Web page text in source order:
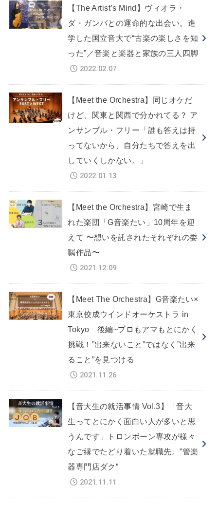
【The Artist’s Mind】ヴィオラ・
ダ・ガンバとの運命的な出会い。進
学した国立音大で“古楽の楽しさを知
った”／音楽と楽器と家族の三人四脚
2022.02.07
【Meet the Orchestra】同じオケだ
けど、関東と関西で分かれてる？ ア
ンサンブル・フリー「誰も答えは持
ってないから、自分たちで答えを出
していくしかない。」
2022.01.13
【Meet the Orchestra】宮崎で生ま
れた楽団「G音楽たい」10周年を迎
えて 〜想いを託されたそれぞれの委
嘱作品〜
2021.12.09
【Meet The Orchestra】G音楽たい×
東京佼成ウインドオーケストラ in
Tokyo 後編~プロもアマもとにかく
挑戦！”出来ないこと”ではなく”出来
ること”を見つける
2021.11.26
【音大生の就活事情 Vol.3】「音大
生ってとにかく面白い人が多いと思
うんです」トロンボーン専攻が様々
なご縁でたどり着いた就職先。”管楽
器専門店ダク”
2021.11.11